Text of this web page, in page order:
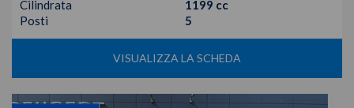
Cilindrata
1199 cc
Posti
5
VISUALIZZA LA SCHEDA